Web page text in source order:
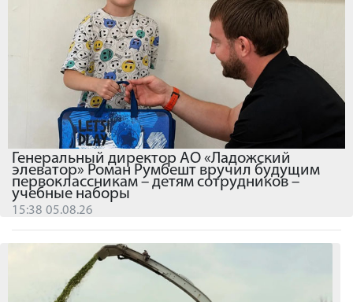
Генеральный директор АО «Ладожский
элеватор» Роман Румбешт вручил будущим
первоклассникам – детям сотрудников –
учебные наборы
15:38 05.08.26